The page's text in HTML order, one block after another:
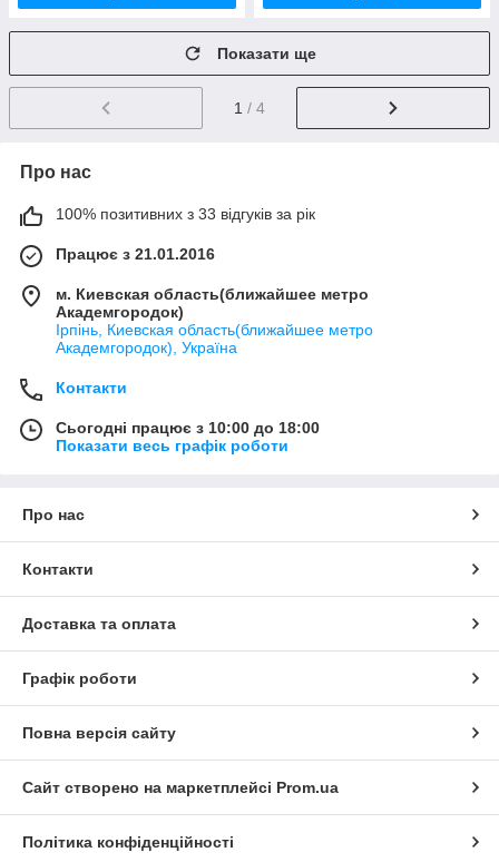
Показати ще
1 / 4
Про нас
100% позитивних з 33 відгуків за рік
Працює з 21.01.2016
м. Киевская область(ближайшее метро
Академгородок)
Ірпінь, Киевская область(ближайшее метро
Академгородок), Україна
Контакти
Сьогодні працює з 10:00 до 18:00
Показати весь графік роботи
Про нас
Контакти
Доставка та оплата
Графік роботи
Повна версія сайту
Сайт створено на маркетплейсі Prom.ua
Політика конфіденційності